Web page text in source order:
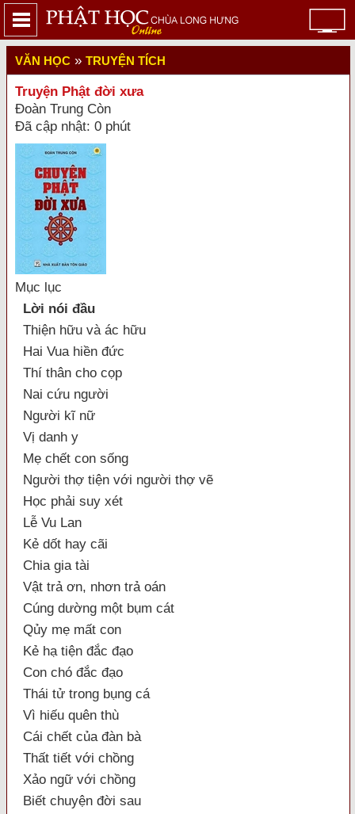
VĂN HỌC » TRUYỆN TÍCH
Truyện Phật đời xưa
Đoàn Trung Còn
Đã cập nhật: 0 phút
Mục lục
Lời nói đầu
Thiện hữu và ác hữu
Hai Vua hiền đức
Thí thân cho cọp
Nai cứu người
Người kĩ nữ
Vị danh y
Mẹ chết con sống
Người thợ tiện với người thợ vẽ
Học phải suy xét
Lễ Vu Lan
Kẻ dốt hay cãi
Chia gia tài
Vật trả ơn, nhơn trả oán
Cúng dường một bụm cát
Qủy mẹ mất con
Kẻ hạ tiện đắc đạo
Con chó đắc đạo
Thái tử trong bụng cá
Vì hiếu quên thù
Cái chết của đàn bà
Thất tiết với chồng
Xảo ngữ với chồng
Biết chuyện đời sau